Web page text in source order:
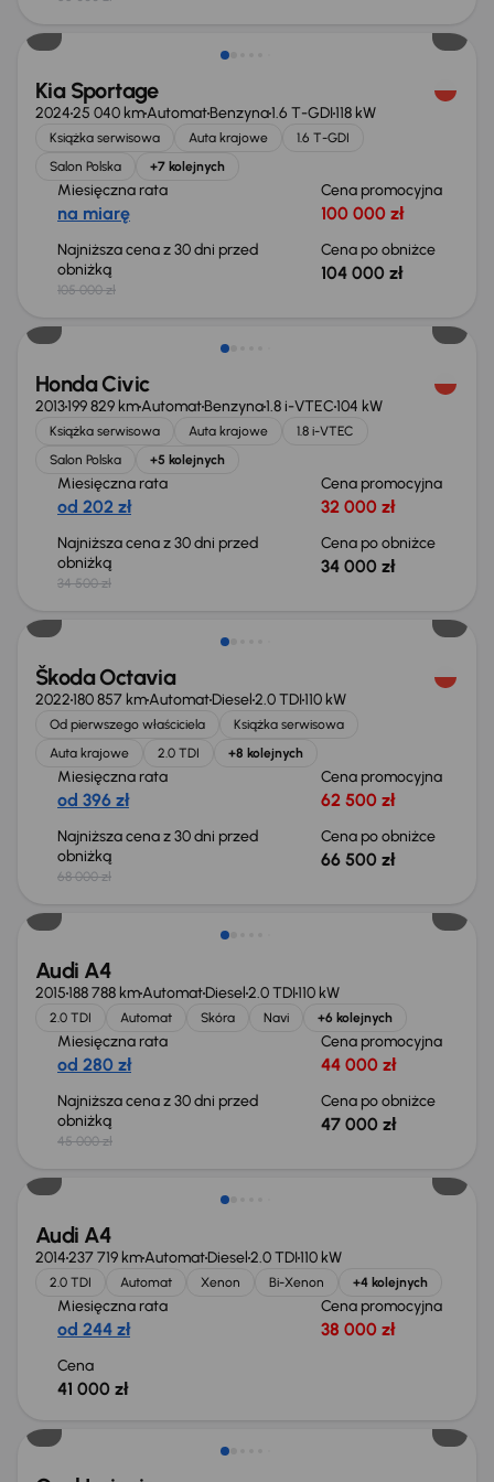
Taniej o 1 000 zł
Kia Sportage
202425 040 kmAutomatBenzyna1.6 T-GDI118 kW
Książka serwisowa Auta krajowe
1.6 T-GDI
Salon Polska
+7 kolejnych
Miesięczna rata
na miarę
Cena promocyjna
100 000 zł
Najniższa cena z 30 dni przed
obniżką
105 000 zł
Cena po obniżce
104 000 zł
Taniej o 500 zł
Honda Civic
2013199 829 kmAutomatBenzyna1.8 i-VTEC104 kW
Książka serwisowa Auta krajowe
1.8 i-VTEC
Salon Polska
+5 kolejnych
Miesięczna rata
od 202 zł
Cena promocyjna
32 000 zł
Najniższa cena z 30 dni przed
obniżką
34 500 zł
Cena po obniżce
34 000 zł
Świeżo skupione
Škoda Octavia
2022180 857 kmAutomatDiesel2.0 TDI110 kW
Od pierwszego właściciela
Książka serwisowa
Auta krajowe
2.0 TDI +8 kolejnych
Miesięczna rata
od 396 zł
Cena promocyjna
62 500 zł
Najniższa cena z 30 dni przed
obniżką
68 000 zł
Cena po obniżce
66 500 zł
Audi A4
2015188 788 kmAutomatDiesel2.0 TDI110 kW
2.0 TDI Automat Skóra Navi +6 kolejnych
Miesięczna rata
od 280 zł
Cena promocyjna
44 000 zł
Najniższa cena z 30 dni przed
obniżką
45 000 zł
Cena po obniżce
47 000 zł
Audi A4
2014237 719 kmAutomatDiesel2.0 TDI110 kW
2.0 TDI Automat Xenon Bi-Xenon +4 kolejnych
Miesięczna rata
od 244 zł
Cena promocyjna
38 000 zł
Cena
41 000 zł